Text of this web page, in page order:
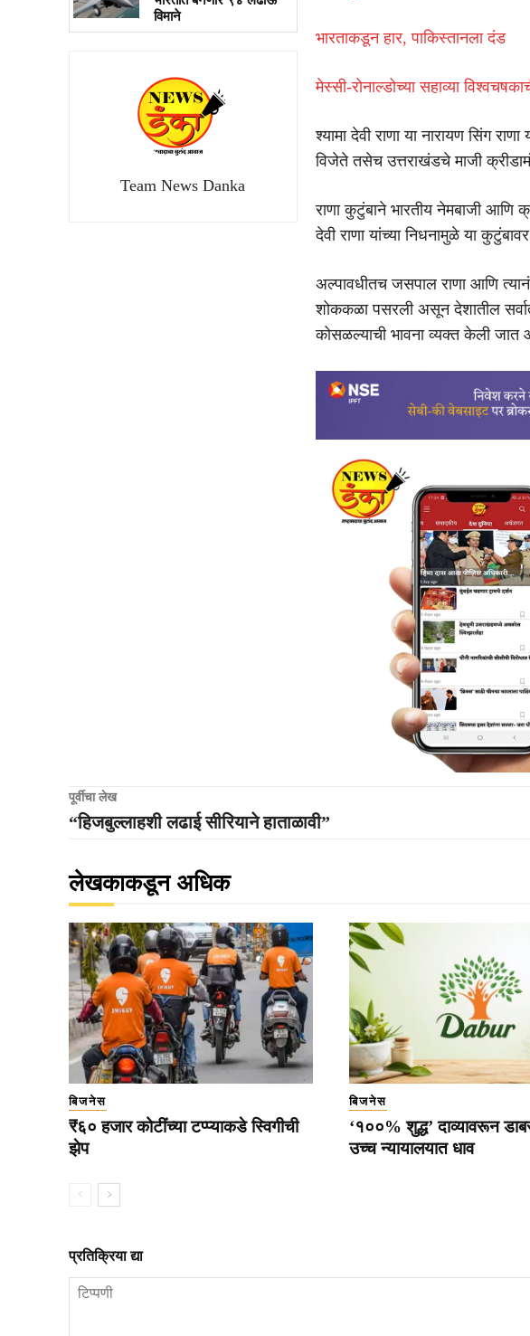
विमाने
Team News Danka
भारताकडून हार, पाकिस्तानला दंड
मेस्सी-रोनाल्डोच्या सहाव्या
श्यामा देवी राणा या नारायण सिंग राणा
विजेते तसेच उत्तराखंडचे माजी
राणा कुटुंबाने भारतीय नेमबाजी आणि
देवी राणा यांच्या निधनामुळे या
अल्पावधीतच जसपाल राणा आणि
शोककळा पसरली असून देशातील
कोसळल्याची भावना व्यक्त केली जात
पूर्वीचा लेख
“हिजबुल्लाहशी लढाई सीरियाने हाताळावी”
लेखकाकडून अधिक
बिजनेस
₹६० हजार कोटींच्या टप्प्याकडे स्विगीची
झेप
बिजनेस
‘१००% शुद्ध’ दाव्यावरून
उच्च न्यायालयात धाव
प्रतिक्रिया द्या